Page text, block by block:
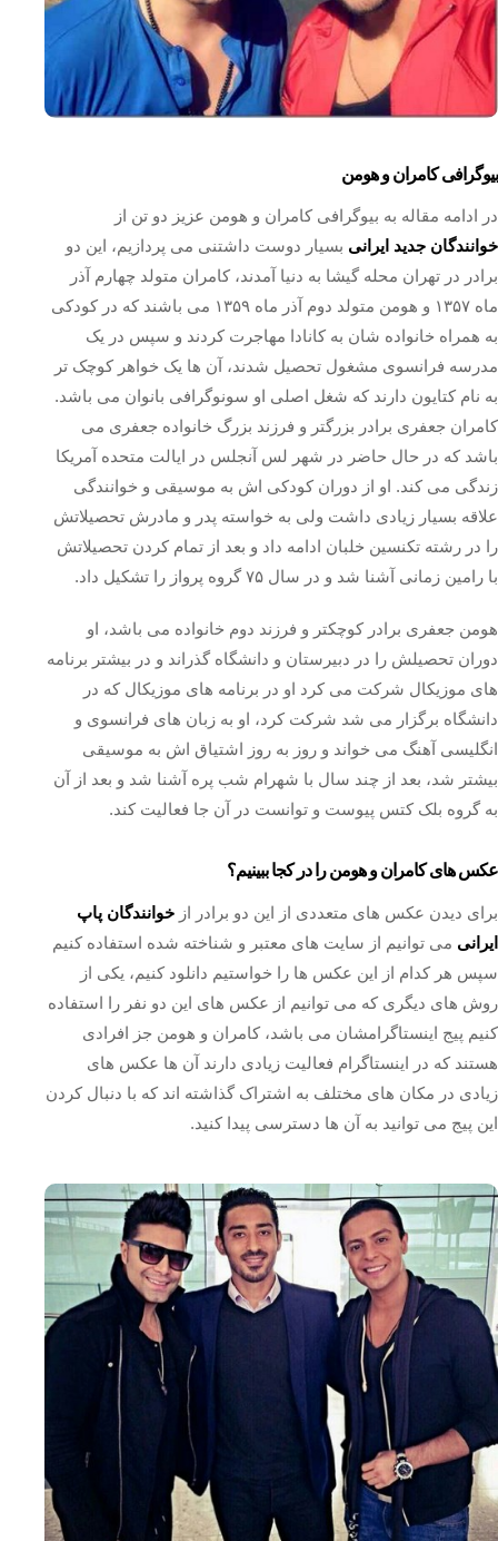
بیوگرافی کامران و هومن
در ادامه مقاله به بیوگرافی کامران و هومن عزیز دو تن از
خوانندگان جدید ایرانی بسیار دوست داشتنی می پردازیم، این دو
برادر در تهران محله گیشا به دنیا آمدند، کامران متولد چهارم آذر
ماه ۱۳۵۷ و هومن متولد دوم آذر ماه ۱۳۵۹ می باشند که در کودکی
به همراه خانواده شان به کانادا مهاجرت کردند و سپس در یک
مدرسه فرانسوی مشغول تحصیل شدند، آن ها یک خواهر کوچک تر
به نام کتایون دارند که شغل اصلی او سونوگرافی بانوان می باشد.
کامران جعفری برادر بزرگتر و فرزند بزرگ خانواده جعفری می
باشد که در حال حاضر در شهر لس آنجلس در ایالت متحده آمریکا
زندگی می کند. او از دوران کودکی اش به موسیقی و خوانندگی
علاقه بسیار زیادی داشت ولی به خواسته پدر و مادرش تحصیلاتش
را در رشته تکنسین خلبان ادامه داد و بعد از تمام کردن تحصیلاتش
با رامین زمانی آشنا شد و در سال ۷۵ گروه پرواز را تشکیل داد.
هومن جعفری برادر کوچکتر و فرزند دوم خانواده می باشد، او
دوران تحصیلش را در دبیرستان و دانشگاه گذراند و در بیشتر برنامه
های موزیکال شرکت می کرد او در برنامه های موزیکال که در
دانشگاه برگزار می شد شرکت کرد، او به زبان های فرانسوی و
انگلیسی آهنگ می خواند و روز به روز اشتیاق اش به موسیقی
بیشتر شد، بعد از چند سال با شهرام شب پره آشنا شد و بعد از آن
به گروه بلک کتس پیوست و توانست در آن جا فعالیت کند.
عکس های کامران و هومن را در کجا ببینیم؟
برای دیدن عکس های متعددی از این دو برادر از خوانندگان پاپ
ایرانی می توانیم از سایت های معتبر و شناخته شده استفاده کنیم
سپس هر کدام از این عکس ها را خواستیم دانلود کنیم، یکی از
روش های دیگری که می توانیم از عکس های این دو نفر را استفاده
کنیم پیج اینستاگرامشان می باشد، کامران و هومن جز افرادی
هستند که در اینستاگرام فعالیت زیادی دارند آن ها عکس های
زیادی در مکان های مختلف به اشتراک گذاشته اند که با دنبال کردن
این پیج می توانید به آن ها دسترسی پیدا کنید.